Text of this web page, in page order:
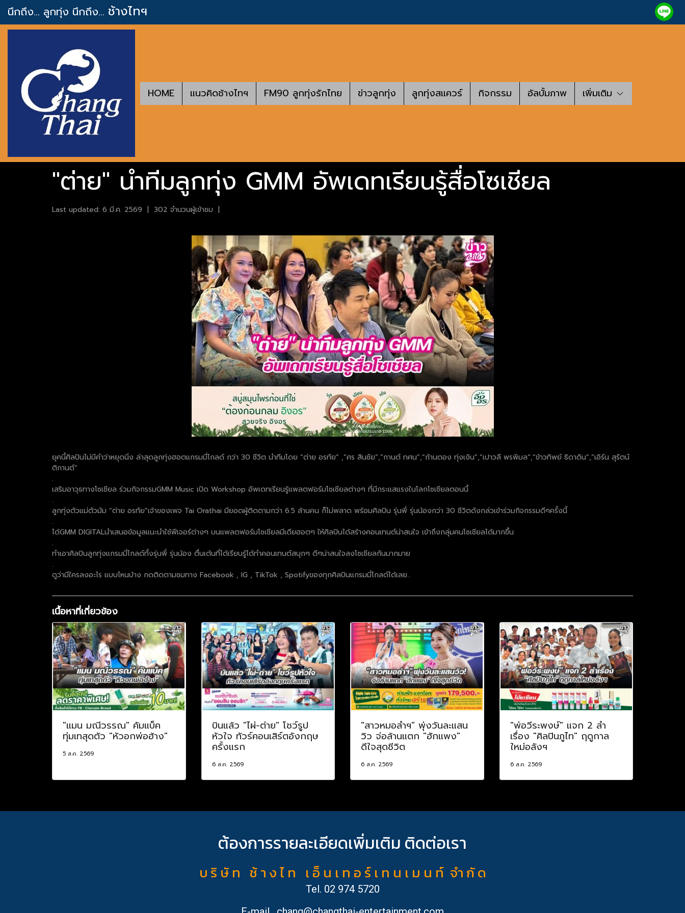
นึกถึง... ลูกทุ่ง นึกถึง... ช้างไทฯ
HOME แนวคิดช้างไทฯ FM90 ลูกทุ่งรักไทย ข่าวลูกทุ่ง ลูกทุ่งสแควร์ กิจกรรม อัลบั้มภาพ เพิ่มเติม
"ต่าย" นำทีมลูกทุ่ง GMM อัพเดทเรียนรู้สื่อโซเชียล
Last updated: 6 มี.ค. 2569 | 302 จำนวนผู้เข้าชม |
ยุคนี้ศิลปินไม่มีคำว่าหยุดนิ่ง ล่าสุดลูกทุ่งฮอตแกรมมี่โกลด์ กว่า 30 ชีวิต นำทีมโดย “ต่าย อรทัย” ,”ศร สินชัย”,”กานต์ ทศน”,”ก้านตอง ทุ่งเงิน”,”เปาวลี พรพิมล”,”ข้าวทิพย์ ธิดาดิน”,”เอิร์น สุรัตน์
ติกานต์”
.
เสริมอาวุธทางโซเชียล ร่วมกิจกรรมGMM Music เปิด Workshop อัพเดทเรียนรู้แพลตฟอร์มโซเชียลต่างๆ ที่มีกระแสแรงในโลกโซเชียลตอนนี้
.
ลูกทุ่งตัวแม่ตัวมัม “ต่าย อรทัย”เจ้าของเพจ Tai Orathai มียอดผู้ติดตามกว่า 6.5 ล้านคน ก็ไม่พลาด พร้อมศิลปิน รุ่นพี่ รุ่นน้องกว่า 30 ชีวิตดังกล่วเข้าร่วมกิจกรรมดีๆครั้งนี้
.
ได้GMM DIGITALนำเสนอข้อมูลแนะนำใช้ฟีเจอร์ต่างๆ บนแพลตฟอร์มโซเชียลมีเดียฮอตๆ ให้ศิลปินได้สร้างคอนเทนต์น่าสนใจ เข้าถึงกลุ่มคนโซเชียลได้มากขึ้น
.
ทำเอาศิลปินลูกทุ่งแกรมมี่โกลด์ทั้งรุ่นพี่ รุ่นน้อง ตื่นเต้นที่ได้เรียนรู้ได้ทำคอนเทนต์สนุกๆ ดีๆน่าสนใจลงโซเชียลกันมากมาย
.
ดูว่ามีใครลงอะไร แบบไหนบ้าง กดติดตามชมทาง Facebook , IG , TikTok , Spotifyของทุกศิลปินแกรมมี่โกลด์ได้เลย..
เนื้อหาที่เกี่ยวข้อง
"แมน มณีวรรณ" คัมแบ็ค
ทุ่มเทสุดตัว "หัวอกพ่อฮ้าง"
5 ส.ค. 2569
บินแล้ว "ไผ่-ต่าย" โชว์รูป
หัวใจ ทัวร์คอนเสิร์ตอังกฤษ
ครั้งแรก
6 ส.ค. 2569
"สาวหมอลำฯ" พุ่งวันละแสน
วิว จ่อล้านแตก "ฮักแพง"
ดีใจสุดชีวิต
6 ส.ค. 2569
"พ่อวีระพงษ์" แจก 2 ลำ
เรื่อง "ศิลปินภูไท" ฤดูกาล
ใหม่อลังฯ
6 ส.ค. 2569
ต้องการรายละเอียดเพิ่มเติม ติดต่อเรา
บ ริ ษั ท ช้ า ง ไ ท เ อ็ น เ ท อ ร์ เ ท น เ ม น ท์ จำ กั ด
Tel. 02 974 5720